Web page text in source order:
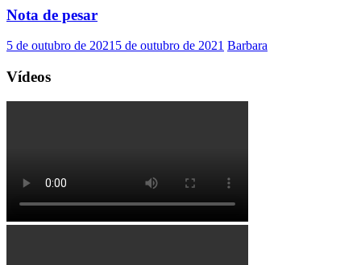
Nota de pesar
5 de outubro de 2021 5 de outubro de 2021 Barbara
Vídeos